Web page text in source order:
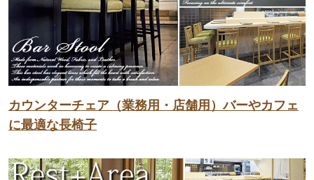
カウンターチェア（業務用・店舗用）バーやカフェ
に最適な長椅子